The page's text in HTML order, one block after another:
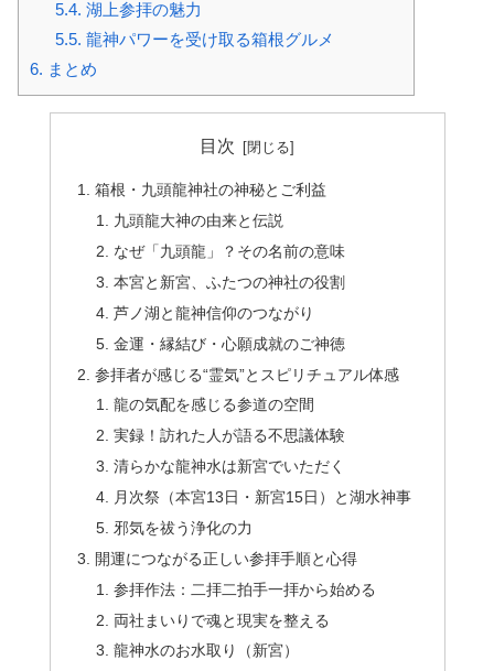
5.4. 湖上参拝の魅力
5.5. 龍神パワーを受け取る箱根グルメ
6. まとめ
目次
箱根・九頭龍神社の神秘とご利益
九頭龍大神の由来と伝説
なぜ「九頭龍」？その名前の意味
本宮と新宮、ふたつの神社の役割
芦ノ湖と龍神信仰のつながり
金運・縁結び・心願成就のご神徳
参拝者が感じる“霊気”とスピリチュアル体感
龍の気配を感じる参道の空間
実録！訪れた人が語る不思議体験
清らかな龍神水は新宮でいただく
月次祭（本宮13日・新宮15日）と湖水神事
邪気を祓う浄化の力
開運につながる正しい参拝手順と心得
参拝作法：二拝二拍手一拝から始める
両社まいりで魂と現実を整える
龍神水のお水取り（新宮）